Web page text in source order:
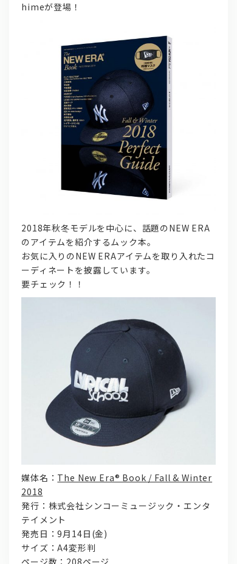
himeが登場！
2018年秋冬モデルを中心に、話題のNEW ERA
のアイテムを紹介するムック本。
お気に入りのNEW ERAアイテムを取り入れたコ
ーディネートを披露しています。
要チェック！！
媒体名： The New Era® Book / Fall & Winter
2018
発行：株式会社シンコーミュージック・エンタ
テイメント
発売日：9月14日(金)
サイズ：A4変形判
問い合わせ, 取材,出演依頼
lyrical school official web shop